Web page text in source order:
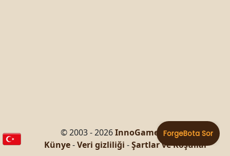
© 2003 - 2026InnoGames GmbH
Künye-Veri gizliliği -Şartlar ve Koşullar